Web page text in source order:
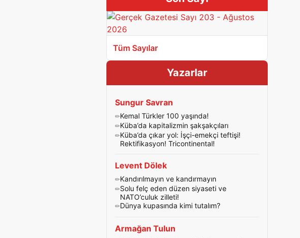
Tüm Sayılar
Yazarlar
Sungur Savran
Kemal Türkler 100 yaşında!
Küba’da kapitalizmin şakşakçıları
Küba’da çıkar yol: İşçi-emekçi teftişi!
Rektifikasyon! Tricontinental!
Levent Dölek
Kandırılmayın ve kandırmayın
Solu felç eden düzen siyaseti ve
NATO’culuk zilleti!
Dünya kupasında kimi tutalım?
Armağan Tulun